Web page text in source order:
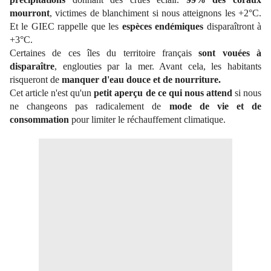
mourront, victimes de blanchiment si nous atteignons les +2°C.
Et le GIEC rappelle que les espèces endémiques disparaîtront à
+3°C.
Certaines de ces îles du territoire françaissont vouées à
disparaître, englouties par la mer. Avant cela, les habitants
risqueront de manquer d'eau douce et de nourriture.
Cet article n'est qu'unpetit aperçu de ce qui nous attend si nous
ne changeons pas radicalement de mode de vie et de
consommation pour limiter le réchauffement climatique.